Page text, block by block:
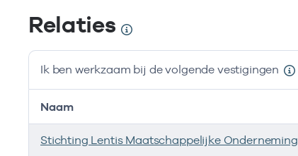
Relaties
Ik ben werkzaam bij de volgende vestigingen
Naam
Stichting Lentis Maatschappelijke Onderneming